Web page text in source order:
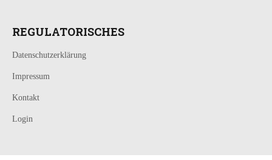
REGULATORISCHES
Datenschutzerklärung
Impressum
Kontakt
Login